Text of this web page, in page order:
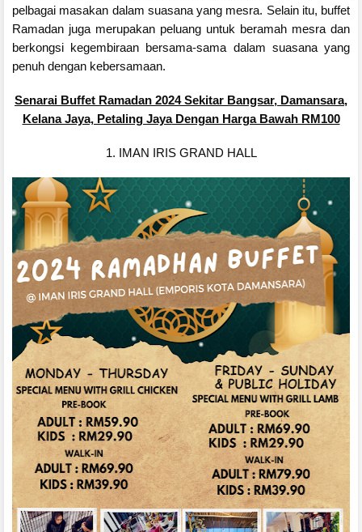
pelbagai masakan dalam suasana yang mesra. Selain itu, buffet
Ramadan juga merupakan peluang untuk beramah mesra dan
berkongsi kegembiraan bersama-sama dalam suasana yang
penuh dengan kebersamaan.
Senarai Buffet Ramadan 2024 Sekitar Bangsar, Damansara,
Kelana Jaya, Petaling JayaDengan Harga Bawah RM100
1. IMAN IRIS GRAND HALL